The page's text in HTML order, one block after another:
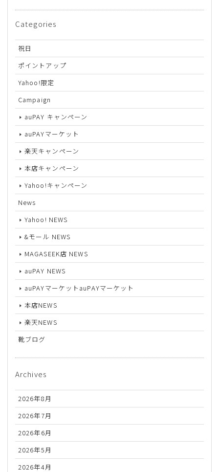
Categories
祝日
ポイントアップ
Yahoo!限定
Campaign
auPAY キャンペーン
auPAYマーケット
楽天キャンペーン
本店キャンペーン
Yahoo!キャンペーン
News
Yahoo! NEWS
&モール NEWS
MAGASEEK店 NEWS
auPAY NEWS
auPAYマーケットauPAYマーケット
本店NEWS
楽天NEWS
靴ブログ
Archives
2026年8月
2026年7月
2026年6月
2026年5月
2026年4月